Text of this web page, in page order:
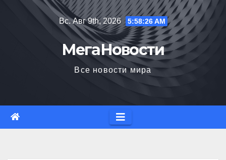
Вс. Авг 9th, 2026 5:58:27 AM
МегаНовости
Все новости мира